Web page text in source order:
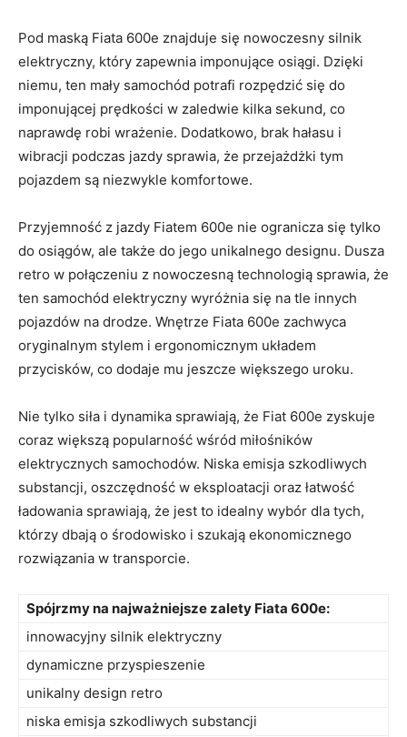
Pod maską Fiata 600e znajduje się nowoczesny silnik
elektryczny,⁣ który zapewnia​ imponujące ​osiągi. Dzięki
niemu, ten mały samochód potrafi rozpędzić się do​
imponującej prędkości w zaledwie kilka sekund, co
naprawdę robi wrażenie. Dodatkowo, brak hałasu ‌i
wibracji⁣ podczas jazdy sprawia, że przejażdżki tym
pojazdem są niezwykle komfortowe.
Przyjemność z ⁤jazdy Fiatem 600e nie ogranicza⁢ się tylko
⁤do ‍osiągów, ale także ‌do jego unikalnego designu. ‍Dusza
retro⁤ w połączeniu z nowoczesną technologią sprawia, ‍że
ten samochód elektryczny wyróżnia⁣ się na tle​ innych
pojazdów na drodze. Wnętrze ​Fiata​ 600e⁤ zachwyca
oryginalnym stylem i ​ergonomicznym układem
przycisków, co dodaje mu ‍jeszcze większego uroku.
Nie tylko siła i dynamika sprawiają, ‍że Fiat 600e zyskuje
coraz większą popularność wśród miłośników
‍elektrycznych samochodów. ⁢Niska emisja szkodliwych
substancji, oszczędność w eksploatacji oraz łatwość
ładowania sprawiają, że jest to idealny wybór dla tych,
którzy dbają o środowisko i szukają ekonomicznego
rozwiązania w transporcie.
Spójrzmy na najważniejsze zalety Fiata 600e:
innowacyjny silnik elektryczny
dynamiczne przyspieszenie
unikalny design‍ retro
niska emisja szkodliwych substancji